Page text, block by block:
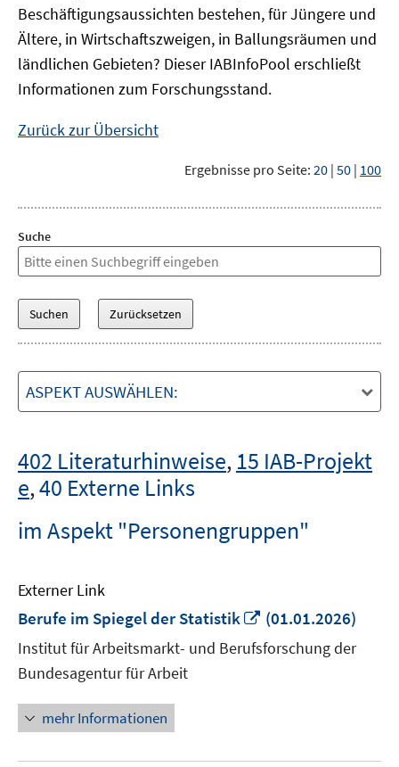
Beschäftigungsaussichten bestehen, für Jüngere und
Ältere, in Wirtschaftszweigen, in Ballungsräumen und
ländlichen Gebieten? DieserIABInfoPool erschließt
Informationen zum Forschungsstand.
Zurück zur Übersicht
Ergebnisse pro Seite: 20 | 50 | 100
Suche
ASPEKT AUSWÄHLEN:
402 Literaturhinweise, 15 IAB-Projekt
e,40 Externe Links
im Aspekt "Personengruppen"
Externer Link
Berufe im Spiegel der Statistik
In
neuem
Fenster
(01.01.2026)
Institut für Arbeitsmarkt- und Berufsforschung der
Bundesagentur für Arbeit
mehr Informationen